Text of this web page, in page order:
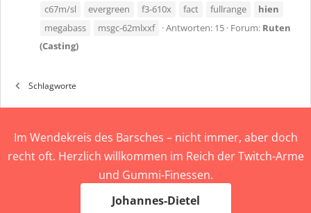
c67m/sl
evergreen f3-610x fact fullrange
hien
megabass
msgc-62mlxxf Antworten: 15 Forum: Ruten
(Casting)
Schlagworte
Im Wendekreis des Barsches – nicht immer, aber doch
recht oft. Herzlich willkommen im Reich der Twitch-Arme
und Gummi-Finessen.
Johannes-Dietel